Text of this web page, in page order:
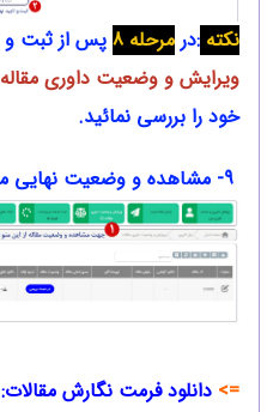
نکته :درمرحله 8 پس از ثبت و
ویرایش و وضعیت داوری مقاله
خود را بررسی نمائید.
=> دانلود فرمت نگارش مقالات: